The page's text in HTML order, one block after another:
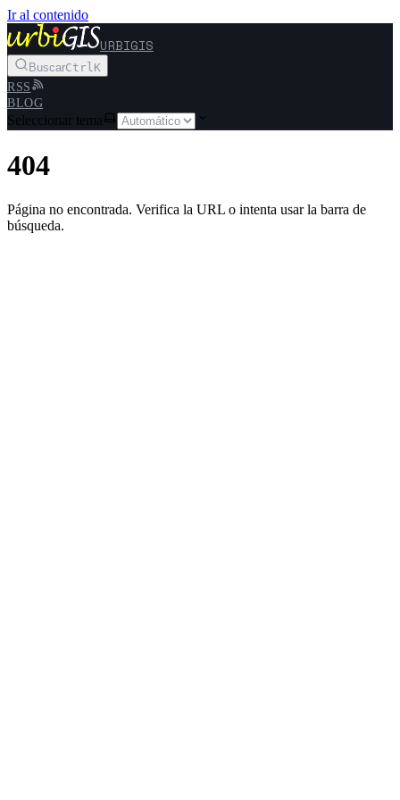
Ir al contenido
URBIGIS
BuscarCtrlK
RSS
BLOG
Seleccionar tema
404
Página no encontrada. Verifica la URL o intenta usar la barra de
búsqueda.